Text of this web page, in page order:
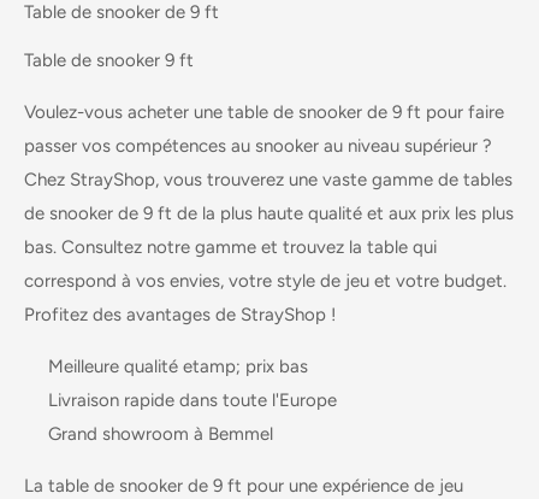
Table de snooker de 9 ft
Table de snooker 9 ft
Voulez-vous acheter une table de snooker de 9 ft pour faire
passer vos compétences au snooker au niveau supérieur ?
Chez StrayShop, vous trouverez une vaste gamme de tables
de snooker de 9 ft de la plus haute qualité et aux prix les plus
bas. Consultez notre gamme et trouvez la table qui
correspond à vos envies, votre style de jeu et votre budget.
Profitez des avantages de StrayShop !
Meilleure qualité etamp; prix bas
Livraison rapide dans toute l'Europe
Grand showroom à Bemmel
La table de snooker de 9 ft pour une expérience de jeu